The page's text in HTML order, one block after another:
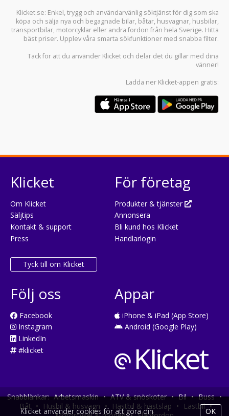
Klicket.se: Enkel, trygg och användarvänlig söktjänst för dig som ska
köpa och sälja nya och begagnade bilar, båtar, husvagnar, husbilar,
transportbilar, motorcyklar eller andra fordon från hela Sverige. Hitta
bäst priser. Upplev våra smarta sökfunktioner med snabba filter.
Tack för att du använder Klicket och delar det du gillar med dina
vänner!
Ladda ner Klicket-appen gratis:
Klicket
Om Klicket
Säljtips
Kontakt & support
Press
Tyck till om Klicket
För företag
Produkter & tjänster
Annonsera
Bli kund hos Klicket
Handlarlogin
Följ oss
Facebook
Instagram
LinkedIn
#klicket
Appar
iPhone & iPad (App Store)
Android (Google Play)
Snabblänkar: Arbetsmaskin • ATV & snöskoter • Bil • Buss •
Båt • Husbil & husvagn • Hästbil & hästsläp • Lastbil •
Klicket använder cookies för att göra din
OK